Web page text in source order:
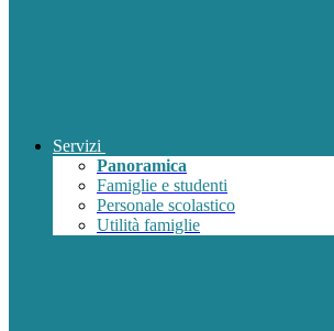
Servizi
Panoramica
Famiglie e studenti
Personale scolastico
Utilità famiglie